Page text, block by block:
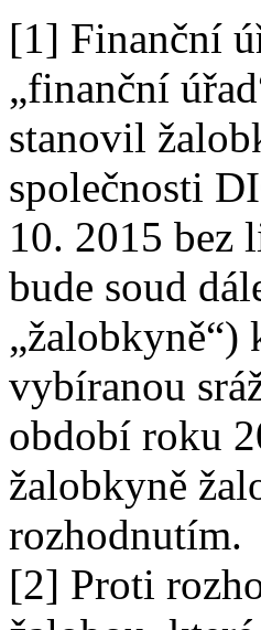
[1] Finanční
„finanční
stanovil
společnosti
10. 2015 bez
bude soud
„žalobkyně“)
vybíranou
období roku
žalobkyně
rozhodnutím.
[2] Proti